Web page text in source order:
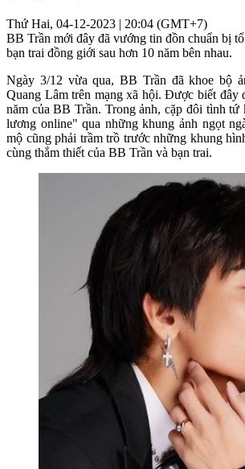
Thứ Hai, 04-12-2023 | 20:04 (GMT+7)
BB Trần mới đây đã vướng tin đồn chuẩn bị
bạn trai đồng giới sau hơn 10 năm bên nhau.
Ngày 3/12 vừa qua, BB Trần đã khoe bộ
Quang Lâm trên mạng xã hội. Được biết đây
năm của BB Trần. Trong ảnh, cặp đôi tình tứ
lương online" qua những khung ảnh ngọt
mộ cũng phải trầm trồ trước những khung
cùng thắm thiết của BB Trần và bạn trai.